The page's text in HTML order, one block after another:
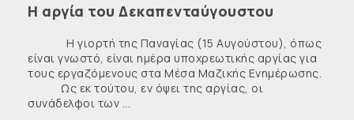
Η αργία του Δεκαπενταύγουστου
Η γιορτή της Παναγίας (15 Αυγούστου), όπως
είναι γνωστό, είναι ημέρα υποχρεωτικής αργίας για
τους εργαζόμενους στα Μέσα Μαζικής Ενημέρωσης.
Ως εκ τούτου, εν όψει της αργίας, οι
συνάδελφοι των ...